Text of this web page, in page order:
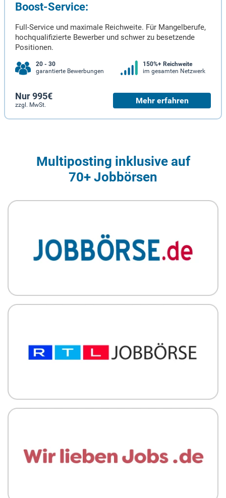
Boost-Service:
Full-Service und maximale Reichweite. Für Mangelberufe,
hochqualifizierte Bewerber und schwer zu besetzende
Positionen.
20 - 30
garantierte Bewerbungen
150%+ Reichweite
im gesamten Netzwerk
Nur 995€
zzgl. MwSt. Mehr erfahren
Multiposting inklusive auf
70+ Jobbörsen